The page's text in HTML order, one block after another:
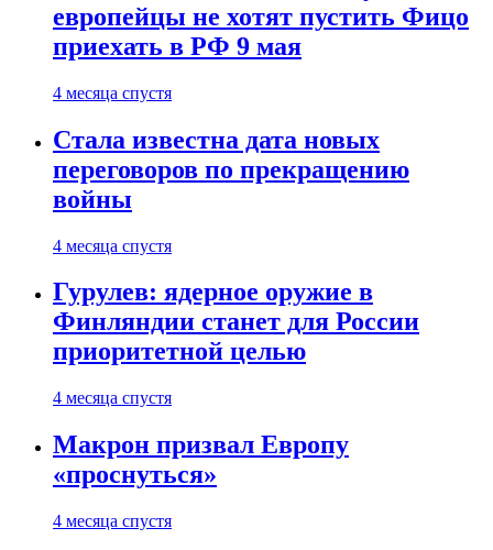
европейцы не хотят пустить Фицо
приехать в РФ 9 мая
4 месяца спустя
Стала известна дата новых
переговоров по прекращению
войны
4 месяца спустя
Гурулев: ядерное оружие в
Финляндии станет для России
приоритетной целью
4 месяца спустя
Макрон призвал Европу
«проснуться»
4 месяца спустя